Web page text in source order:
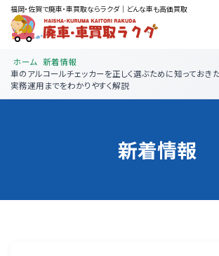
福岡・佐賀で廃車・車買取ならラクダ｜どんな車も高価買取
ホーム 新着情報
車のアルコールチェッカーを正しく選ぶために知っておき
実務運用までをわかりやすく解説
新着情報